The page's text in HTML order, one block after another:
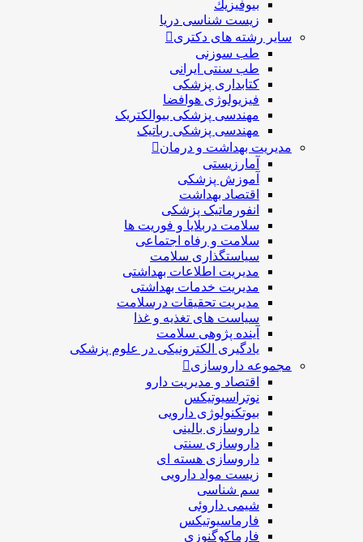
بيوفيزيك
زیست شناسی دریا
سایر رشته های دکتری
طب سوزنی
طب سنتی ایرانی
کتابداری پزشکی
فیزیولوژی هوافضا
مهندسی پزشکی بیوالکتریک
مهندسی پزشکی رباتیک
مدیریت بهداشت و درمان
آمارزیستی
آموزش پزشکی
اقتصاد بهداشت
انفورماتیک پزشکی
سلامت دربلايا و فوريت ها
سلامت و رفاه اجتماعی
سیاستگذاری سلامت
مدیریت اطلاعات بهداشتی
مدیریت خدمات بهداشتی
مدیریت تحقیقات درسلامت
سیاست های تغذیه و غذا
آینده پژوهی سلامت
یادگیری الکترونیکی در علوم پزشکی
مجموعه داروسازی
اقتصاد و مديريت دارو
نوتراسیوتیکس
بيوتكنولوژی دارویی
داروسازی بالينی
داروسازی سنتی
داروسازی هسته ای
زیست مواد دارویی
سم شناسی
شيمی داروئی
فارماسيوتيكس
فارماكوگنوزی